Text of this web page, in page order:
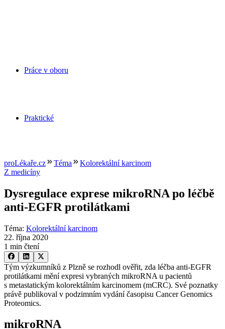
Práce v oboru
Praktické
proLékaře.cz Téma
Kolorektální karcinom
Z medicíny
Dysregulace exprese mikroRNA po léčbě
anti-EGFR protilátkami
Téma: Kolorektální karcinom
22. října 2020
1 min čtení
Tým výzkumníků z Plzně se rozhodl ověřit, zda léčba anti-EGFR
protilátkami mění expresi vybraných mikroRNA u pacientů
s metastatickým kolorektálním karcinomem (mCRC). Své poznatky
právě publikoval v podzimním vydání časopisu Cancer Genomics
Proteomics.
mikroRNA